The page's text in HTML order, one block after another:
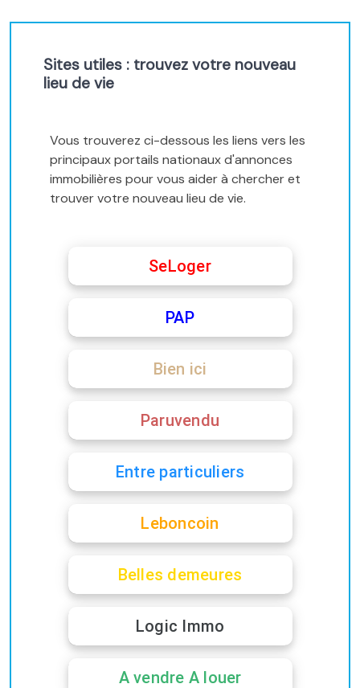
Sites utiles : trouvez votre nouveau
lieu de vie
Vous trouverez ci-dessous les liens vers les
principaux portails nationaux d'annonces
immobilières pour vous aider à chercher et
trouver votre nouveau lieu de vie.
SeLoger
PAP
Bien ici
Paruvendu
Entre particuliers
Leboncoin
Belles demeures
Logic Immo
A vendre A louer